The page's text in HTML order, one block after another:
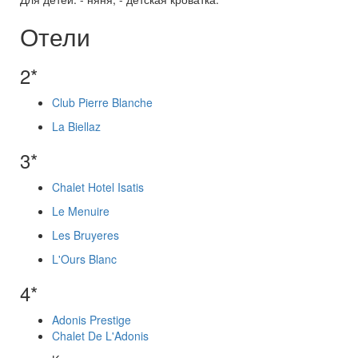
Отели
2*
Club Pierre Blanche
La Biellaz
3*
Chalet Hotel Isatis
Le Menuire
Les Bruyeres
L'Ours Blanc
4*
Adonis Prestige
Chalet De L'Adonis